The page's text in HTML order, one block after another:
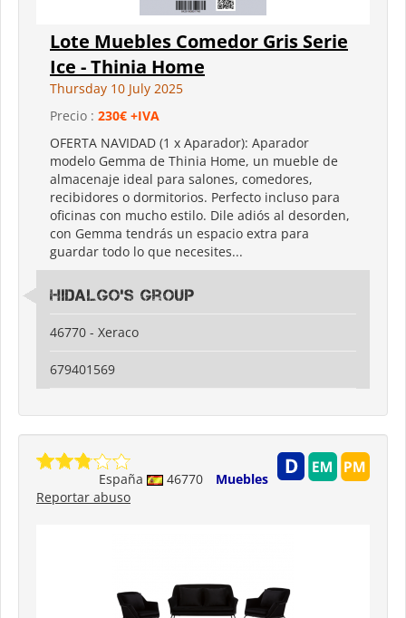
Lote Muebles Comedor Gris Serie
Ice - Thinia Home
Thursday 10 July 2025
Precio : 230€ +IVA
OFERTA NAVIDAD (1 x Aparador): Aparador
modelo Gemma de Thinia Home, un mueble de
almacenaje ideal para salones, comedores,
recibidores o dormitorios. Perfecto incluso para
oficinas con mucho estilo. Dile adiós al desorden,
con Gemma tendrás un espacio extra para
guardar todo lo que necesites...
Hidalgo's Group
46770 - Xeraco
679401569
España 46770
Muebles
Reportar abuso